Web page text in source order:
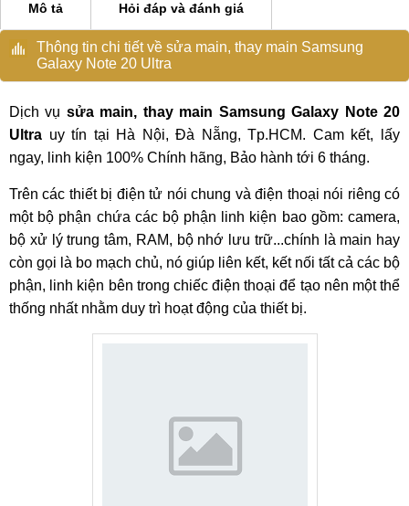
Mô tả Hỏi đáp và đánh giá
Thông tin chi tiết về sửa main, thay main Samsung
Galaxy Note 20 Ultra
Dịch vụ sửa main, thay main Samsung Galaxy Note 20
Ultra uy tín tại Hà Nội, Đà Nẵng, Tp.HCM. Cam kết, lấy
ngay, linh kiện 100% Chính hãng, Bảo hành tới 6 tháng.
Trên các thiết bị điện tử nói chung và điện thoại nói riêng có
một bộ phận chứa các bộ phận linh kiện bao gồm: camera,
bộ xử lý trung tâm, RAM, bộ nhớ lưu trữ...chính là main hay
còn gọi là bo mạch chủ, nó giúp liên kết, kết nối tất cả các bộ
phận, linh kiện bên trong chiếc điện thoại để tạo nên một thể
thống nhất nhằm duy trì hoạt động của thiết bị.